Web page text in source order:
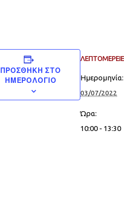
ΠΡΟΣΘΉΚΗ ΣΤΟ
ΗΜΕΡΟΛΌΓΙΟ
Ημερομηνία:
03/07/2022
Ώρα:
10:00 - 13:30